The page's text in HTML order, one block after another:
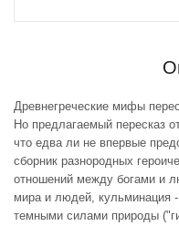
Древнегреческие мифы
Но предлагаемый пересказ
что едва ли не впервые
сборник разнородных
отношений между богами и
мира и людей, кульминация
темными силами природы